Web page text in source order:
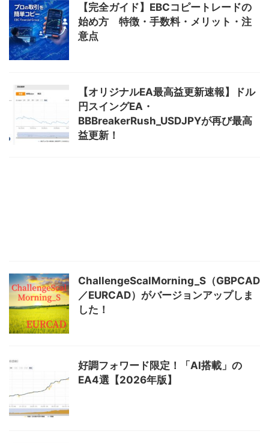
【完全ガイド】EBCコピートレードの
始め方 特徴・手数料・メリット・注
意点
【オリジナルEA最高益更新速報】ドル
円スイングEA・
BBBreakerRush_USDJPYが再び最高
益更新！
ChallengeScalMorning_S（GBPCAD
／EURCAD）がバージョンアップしま
した！
好調フォワード限定！「AI搭載」の
EA4選【2026年版】